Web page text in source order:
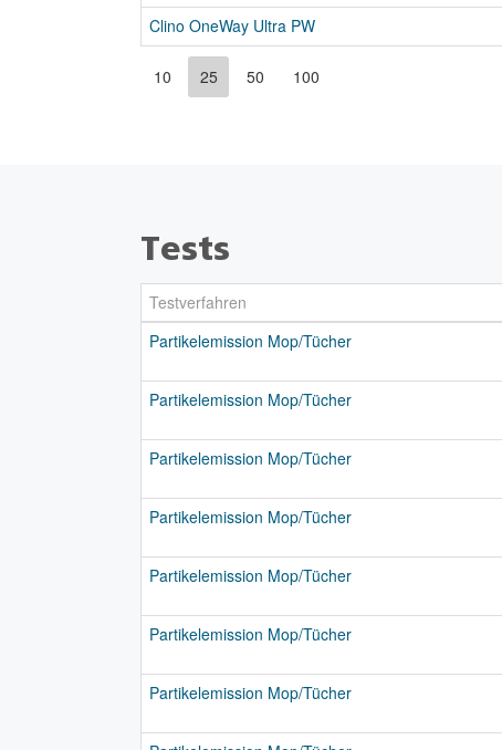
Clino OneWay Ultra PW
10 25 50 100
Tests
Testverfahren
Partikelemission Mop/Tücher
Partikelemission Mop/Tücher
Partikelemission Mop/Tücher
Partikelemission Mop/Tücher
Partikelemission Mop/Tücher
Partikelemission Mop/Tücher
Partikelemission Mop/Tücher